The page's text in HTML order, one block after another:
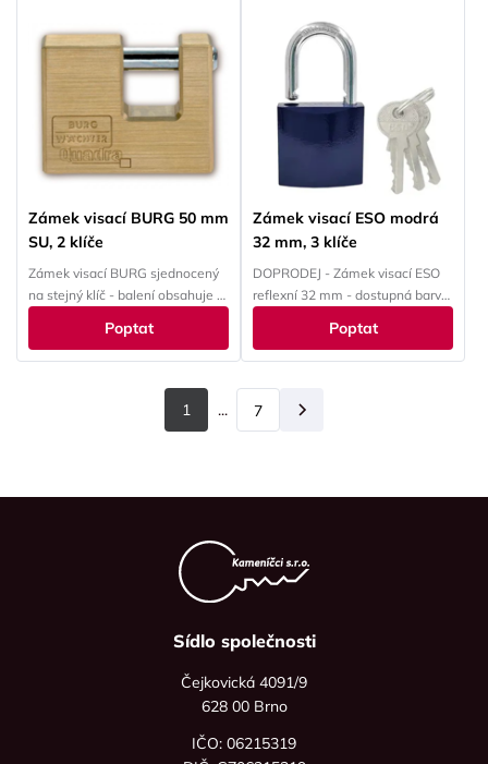
Zámek visací BURG 50 mm
SU, 2 klíče
Zámek visací BURG sjednocený
na stejný klíč - balení obsahuje 4
Poptat
Zámek visací ESO modrá
32 mm, 3 klíče
DOPRODEJ - Zámek visací ESO
reflexní 32 mm - dostupná barva:
Poptat
1 ... 7
Sídlo společnosti
Čejkovická 4091/9
628 00 Brno
IČO: 06215319